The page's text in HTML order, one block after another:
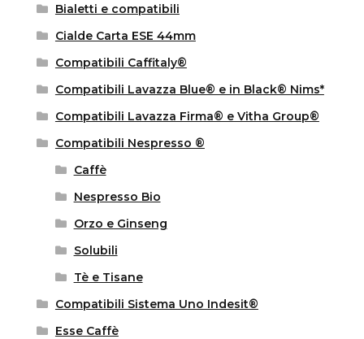
Bialetti e compatibili
Cialde Carta ESE 44mm
Compatibili Caffitaly®
Compatibili Lavazza Blue® e in Black® Nims*
Compatibili Lavazza Firma® e Vitha Group®
Compatibili Nespresso ®
Caffè
Nespresso Bio
Orzo e Ginseng
Solubili
Tè e Tisane
Compatibili Sistema Uno Indesit®
Esse Caffè